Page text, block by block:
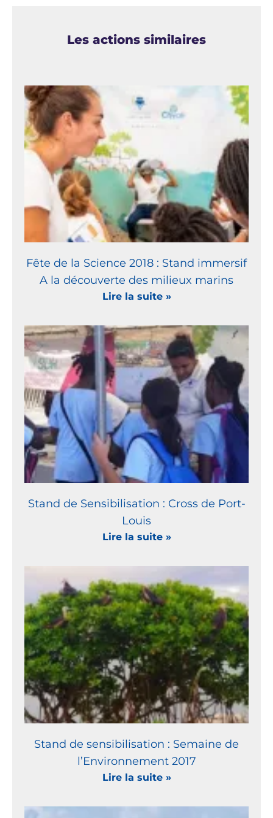
Les actions similaires
Fête de la Science 2018 : Stand immersif
A la découverte des milieux marins
Lire la suite »
Stand de Sensibilisation : Cross de Port-
Louis
Lire la suite »
Stand de sensibilisation : Semaine de
l’Environnement 2017
Lire la suite »